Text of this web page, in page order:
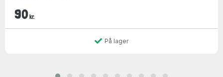
90kr.
På lager